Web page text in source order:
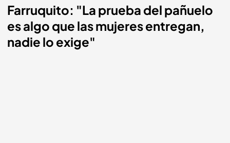
Farruquito: "La prueba del pañuelo
es algo que las mujeres entregan,
nadie lo exige"